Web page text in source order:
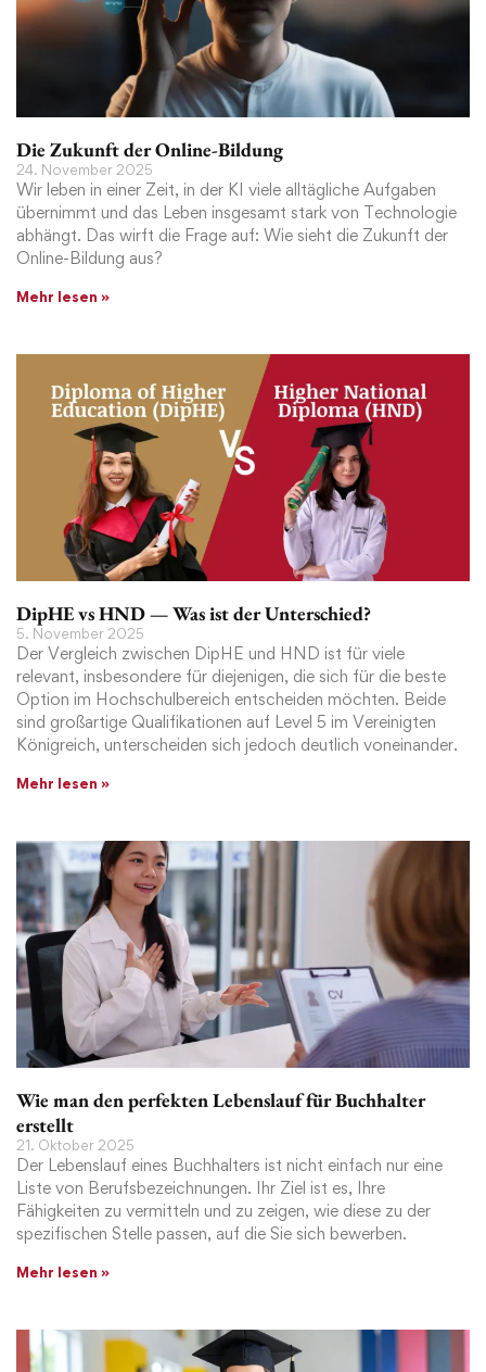
Die Zukunft der Online-Bildung
24. November 2025
Wir leben in einer Zeit, in der KI viele alltägliche Aufgaben
übernimmt und das Leben insgesamt stark von Technologie
abhängt. Das wirft die Frage auf: Wie sieht die Zukunft der
Online-Bildung aus?
Mehr lesen »
DipHE vs HND — Was ist der Unterschied?
5. November 2025
Der Vergleich zwischen DipHE und HND ist für viele
relevant, insbesondere für diejenigen, die sich für die beste
Option im Hochschulbereich entscheiden möchten. Beide
sind großartige Qualifikationen auf Level 5 im Vereinigten
Königreich, unterscheiden sich jedoch deutlich voneinander.
Mehr lesen »
Wie man den perfekten Lebenslauf für Buchhalter
erstellt
21. Oktober 2025
Der Lebenslauf eines Buchhalters ist nicht einfach nur eine
Liste von Berufsbezeichnungen. Ihr Ziel ist es, Ihre
Fähigkeiten zu vermitteln und zu zeigen, wie diese zu der
spezifischen Stelle passen, auf die Sie sich bewerben.
Mehr lesen »